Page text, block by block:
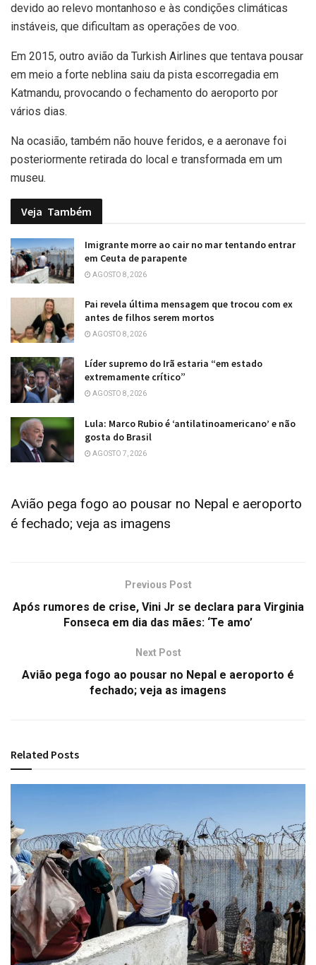
devido ao relevo montanhoso e às condições climáticas
instáveis, que dificultam as operações de voo.
Em 2015, outro avião da Turkish Airlines que tentava pousar
em meio a forte neblina saiu da pista escorregadia em
Katmandu, provocando o fechamento do aeroporto por
vários dias.
Na ocasião, também não houve feridos, e a aeronave foi
posteriormente retirada do local e transformada em um
museu.
Veja Também
Imigrante morre ao cair no mar tentando entrar
em Ceuta de parapente
AGOSTO 8, 2026
Pai revela última mensagem que trocou com ex
antes de filhos serem mortos
AGOSTO 8, 2026
Líder supremo do Irã estaria “em estado
extremamente crítico”
AGOSTO 8, 2026
Lula: Marco Rubio é ‘antilatinoamericano’ e não
gosta do Brasil
AGOSTO 7, 2026
Avião pega fogo ao pousar no Nepal e aeroporto
é fechado; veja as imagens
Previous Post
Após rumores de crise, Vini Jr se declara para Virginia
Fonseca em dia das mães: ‘Te amo’
Next Post
Avião pega fogo ao pousar no Nepal e aeroporto é
fechado; veja as imagens
Related Posts